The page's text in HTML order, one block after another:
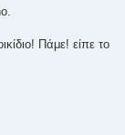
Πάμε! είπε το